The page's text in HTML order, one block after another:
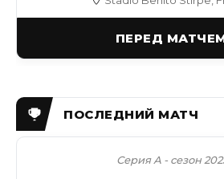
ПЕРЕД
Серия А - сезон